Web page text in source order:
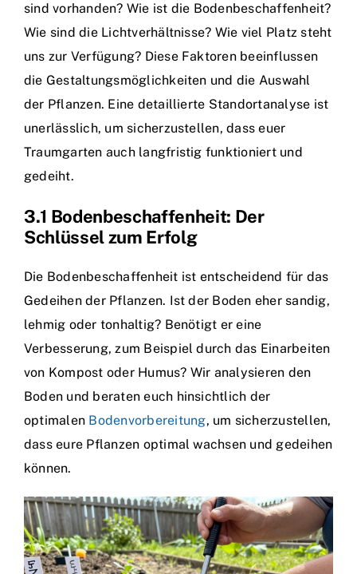
sind vorhanden? Wie ist die Bodenbeschaffenheit?
Wie sind die Lichtverhältnisse? Wie viel Platz steht
uns zur Verfügung? Diese Faktoren beeinflussen
die Gestaltungsmöglichkeiten und die Auswahl
der Pflanzen. Eine detaillierte Standortanalyse ist
unerlässlich, um sicherzustellen, dass euer
Traumgarten auch langfristig funktioniert und
gedeiht.
3.1 Bodenbeschaffenheit: Der
Schlüssel zum Erfolg
Die Bodenbeschaffenheit ist entscheidend für das
Gedeihen der Pflanzen. Ist der Boden eher sandig,
lehmig oder tonhaltig? Benötigt er eine
Verbesserung, zum Beispiel durch das Einarbeiten
von Kompost oder Humus? Wir analysieren den
Boden und beraten euch hinsichtlich der
optimalen Bodenvorbereitung, um sicherzustellen,
dass eure Pflanzen optimal wachsen und gedeihen
können.